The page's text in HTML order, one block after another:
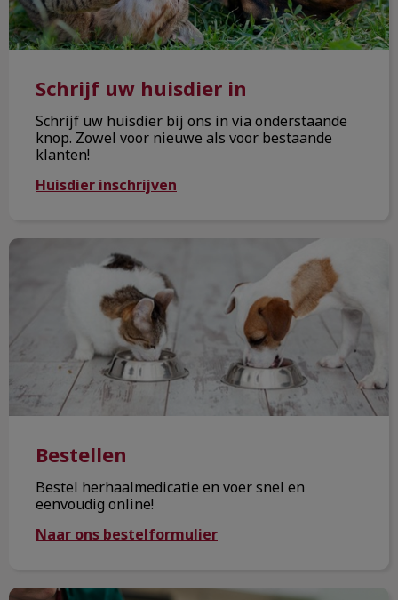
Schrijf uw huisdier in
Schrijf uw huisdier bij ons in via onderstaande
knop. Zowel voor nieuwe als voor bestaande
klanten!
Huisdier inschrijven
Bestellen
Bestellen
Bestel herhaalmedicatie en voer snel en
eenvoudig online!
Naar ons bestelformulier